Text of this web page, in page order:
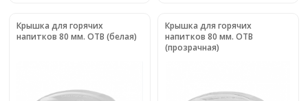
Крышка для горячих
напитков 80 мм. ОТВ (белая)
Крышка для горячих
напитков 80 мм. ОТВ
(прозрачная)